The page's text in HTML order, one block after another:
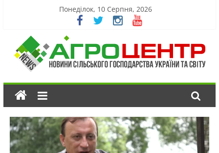
Понеділок, 10 Серпня, 2026